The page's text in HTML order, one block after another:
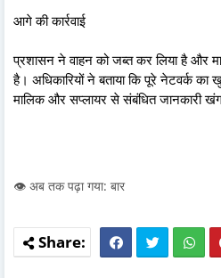
आगे की कार्रवाई
प्रशासन ने वाहन को जब्त कर लिया है और
है। अधिकारियों ने बताया कि पूरे नेटवर्क
मालिक और सप्लायर से संबंधित जानकारी
👁️ अब तक पढ़ा गया: बार